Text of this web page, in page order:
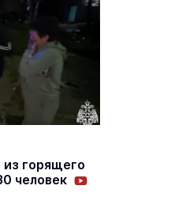
горящего
человек